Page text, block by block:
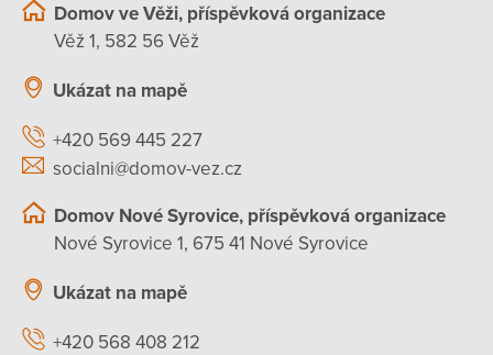
Domov ve Věži, příspěvková organizace
Věž 1, 582 56 Věž
Ukázat na mapě
+420 569 445 227
socialni@domov-vez.cz
Domov Nové Syrovice, příspěvková organizace
Nové Syrovice 1, 675 41 Nové Syrovice
Ukázat na mapě
+420 568 408 212